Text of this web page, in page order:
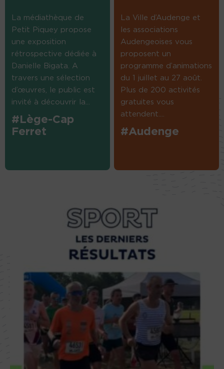
La médiathèque de
Petit Piquey propose
une exposition
rétrospective dédiée à
Danielle Bigata. A
travers une sélection
d’œuvres, le public est
invité à découvrir la...
#Lège-Cap
Ferret
La Ville d’Audenge et
les associations
Audengeoises vous
proposent un
programme d’animations
du 1 juillet au 27 août.
Plus de 200 activités
gratuites vous
attendent....
#Audenge